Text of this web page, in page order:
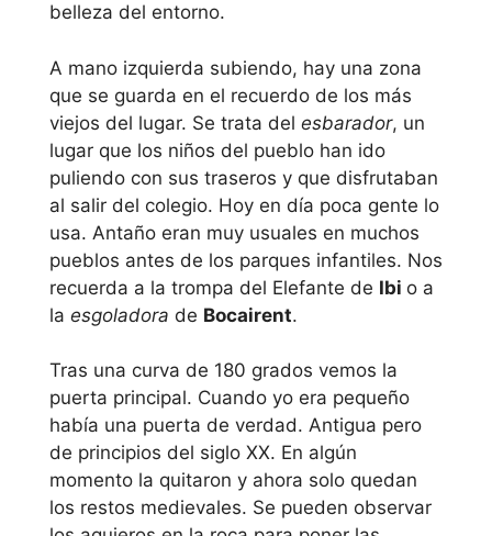
belleza del entorno.
A mano izquierda subiendo, hay una zona
que se guarda en el recuerdo de los más
viejos del lugar. Se trata del esbarador, un
lugar que los niños del pueblo han ido
puliendo con sus traseros y que disfrutaban
al salir del colegio. Hoy en día poca gente lo
usa. Antaño eran muy usuales en muchos
pueblos antes de los parques infantiles. Nos
recuerda a la trompa del Elefante de Ibi o a
la esgoladora de Bocairent.
Tras una curva de 180 grados vemos la
puerta principal. Cuando yo era pequeño
había una puerta de verdad. Antigua pero
de principios del siglo XX. En algún
momento la quitaron y ahora solo quedan
los restos medievales. Se pueden observar